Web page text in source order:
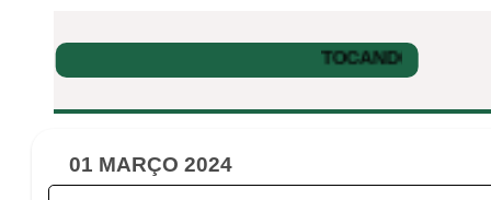
01 MARÇO 2024